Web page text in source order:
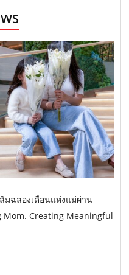
มฉลองเดือนแห่งแม่ผ่าน
Mom. Creating Meaningful